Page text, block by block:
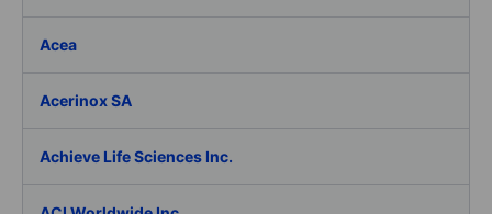
Acea
Acerinox SA
Achieve Life Sciences Inc.